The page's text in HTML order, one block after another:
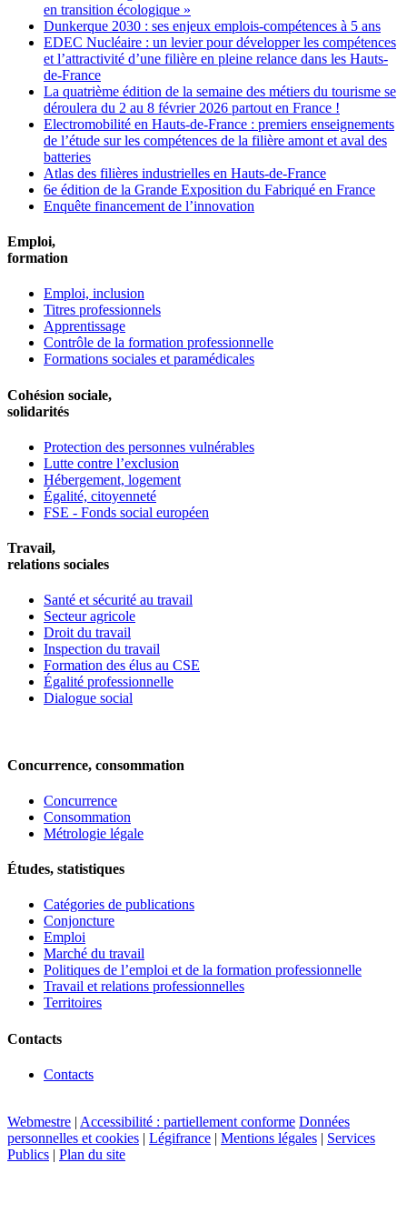
en transition écologique »
Dunkerque 2030 : ses enjeux emplois-compétences à 5 ans
EDEC Nucléaire : un levier pour développer les compétences
et l’attractivité d’une filière en pleine relance dans les Hauts-
de-France
La quatrième édition de la semaine des métiers du tourisme se
déroulera du 2 au 8 février 2026 partout en France !
Electromobilité en Hauts-de-France : premiers enseignements
de l’étude sur les compétences de la filière amont et aval des
batteries
Atlas des filières industrielles en Hauts-de-France
6e édition de la Grande Exposition du Fabriqué en France
Enquête financement de l’innovation
Emploi,
formation
Emploi, inclusion
Titres professionnels
Apprentissage
Contrôle de la formation professionnelle
Formations sociales et paramédicales
Cohésion sociale,
solidarités
Protection des personnes vulnérables
Lutte contre l’exclusion
Hébergement, logement
Égalité, citoyenneté
FSE - Fonds social européen
Travail,
relations sociales
Santé et sécurité au travail
Secteur agricole
Droit du travail
Inspection du travail
Formation des élus au CSE
Égalité professionnelle
Dialogue social
Concurrence, consommation
Concurrence
Consommation
Métrologie légale
Études, statistiques
Catégories de publications
Conjoncture
Emploi
Marché du travail
Politiques de l’emploi et de la formation professionnelle
Travail et relations professionnelles
Territoires
Contacts
Contacts
Webmestre | Accessibilité : partiellement conforme Données
personnelles et cookies | Légifrance | Mentions légales | Services
Publics | Plan du site